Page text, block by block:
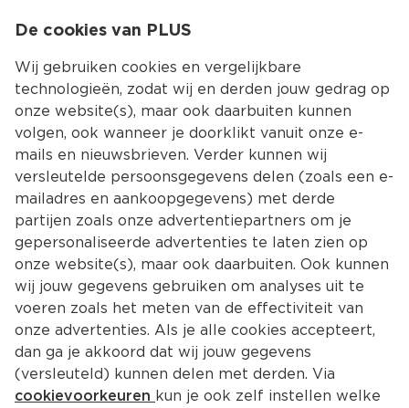
Kies jouw
Terug Producten
De cookies van PLUS
Wij gebruiken cookies en vergelijkbare
technologieën, zodat wij en derden jouw gedrag op
onze website(s), maar ook daarbuiten kunnen
volgen, ook wanneer je doorklikt vanuit onze e-
mails en nieuwsbrieven. Verder kunnen wij
versleutelde persoonsgegevens delen (zoals een e-
mailadres en aankoopgegevens) met derde
partijen zoals onze advertentiepartners om je
gepersonaliseerde advertenties te laten zien op
onze website(s), maar ook daarbuiten. Ook kunnen
wij jouw gegevens gebruiken om analyses uit te
voeren zoals het meten van de effectiviteit van
onze advertenties. Als je alle cookies accepteert,
dan ga je akkoord dat wij jouw gegevens
(versleuteld) kunnen delen met derden. Via
cookievoorkeuren kun je ook zelf instellen welke